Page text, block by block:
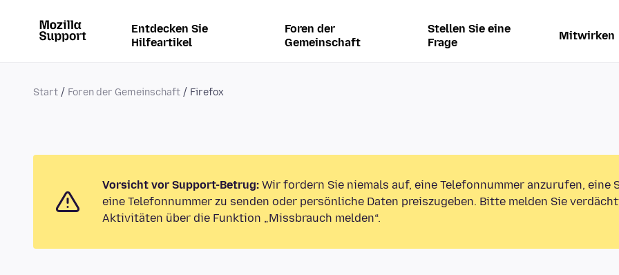
Entdecken Sie
Hilfeartikel
Foren der
Gemeinschaft
Stellen Sie eine
Frage
Mitwirken
Start Foren der Gemeinschaft Firefox
Vorsicht vor Support-Betrug: Wir fordern Sie niemals auf, eine Telefonnummer anzurufen, eine
eine Telefonnummer zu senden oder persönliche Daten preiszugeben. Bitte melden Sie
Aktivitäten über die Funktion „Missbrauch melden“.